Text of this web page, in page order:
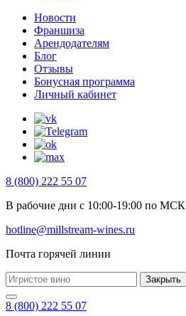
Новости
Франшиза
Арендодателям
Блог
Отзывы
Бонусная программа
Личный кабинет
8 (800) 222 55 07
В рабочие дни с 10:00-19:00 по МСК
hotline@millstream-wines.ru
Почта горячей линии
Закрыть
8 (800) 222 55 07